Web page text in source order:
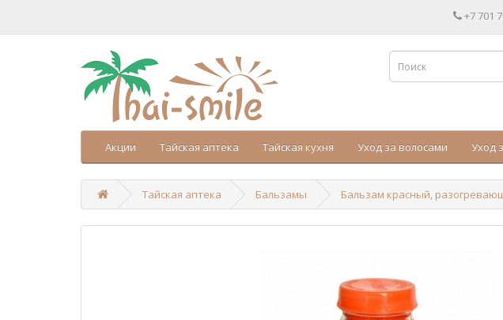
+7 701
Акции Тайская аптека Тайская кухня Уход за волосами Уход
Тайская аптека Бальзамы Бальзам красный,